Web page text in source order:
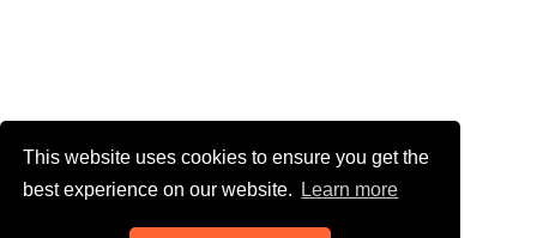
This website uses cookies to ensure you get the
best experience on our website.
Learn more